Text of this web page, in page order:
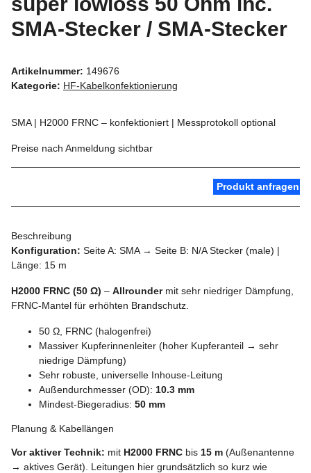
SMA-Stecker / SMA-Stecker
Artikelnummer: 149676
Kategorie: HF-Kabelkonfektionierung
SMA | H2000 FRNC – konfektioniert | Messprotokoll optional
Preise nach Anmeldung sichtbar
Produkt anfragen
Beschreibung
Konfiguration: Seite A: SMA → Seite B: N/A Stecker (male) |
Länge: 15 m
H2000 FRNC (50 Ω) – Allroundermit sehr niedriger Dämpfung,
FRNC-Mantel für erhöhten Brandschutz.
50 Ω, FRNC (halogenfrei)
Massiver Kupferinnenleiter (hoher Kupferanteil → sehr
niedrige Dämpfung)
Sehr robuste, universelle Inhouse-Leitung
Außendurchmesser (OD): 10.3 mm
Mindest-Biegeradius: 50 mm
Planung & Kabellängen
Vor aktiver Technik: mit H2000 FRNC bis 15 m (Außenantenne
→ aktives Gerät). Leitungen hier grundsätzlich so kurz wie